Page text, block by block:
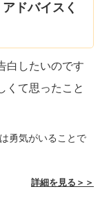
ドバイスく
白したいのです
くて思ったこと
勇気がいることで
詳細を見る＞＞